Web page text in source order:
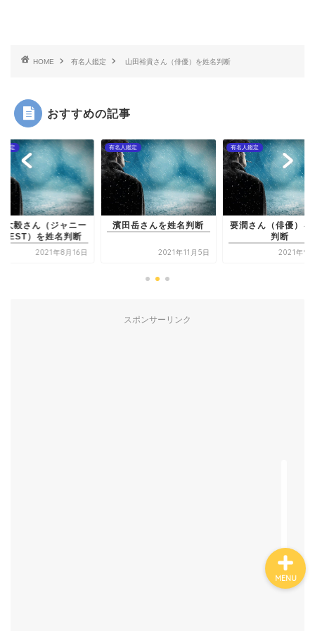
HOME 有名人鑑定 山田裕貴さん（俳優）を姓名判断
おすすめの記事
鑑定
岳さんを姓名判断
2021年11月5日
有名人鑑定
要潤さん（俳優）を姓名
2021年9月21日
有名人鑑定
重岡大毅さん（ジャ
ズWEST）を姓名
2021年8
スポンサーリンク
MENU